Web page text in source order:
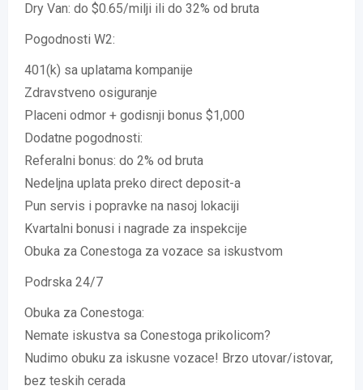
Dry Van: do $0.65/milji ili do 32% od bruta
Pogodnosti W2:
401(k) sa uplatama kompanije
Zdravstveno osiguranje
Placeni odmor + godisnji bonus $1,000
Dodatne pogodnosti:
Referalni bonus: do 2% od bruta
Nedeljna uplata preko direct deposit-a
Pun servis i popravke na nasoj lokaciji
Kvartalni bonusi i nagrade za inspekcije
Obuka za Conestoga za vozace sa iskustvom
Podrska 24/7
Obuka za Conestoga:
Nemate iskustva sa Conestoga prikolicom?
Nudimo obuku za iskusne vozace! Brzo utovar/istovar,
bez teskih cerada